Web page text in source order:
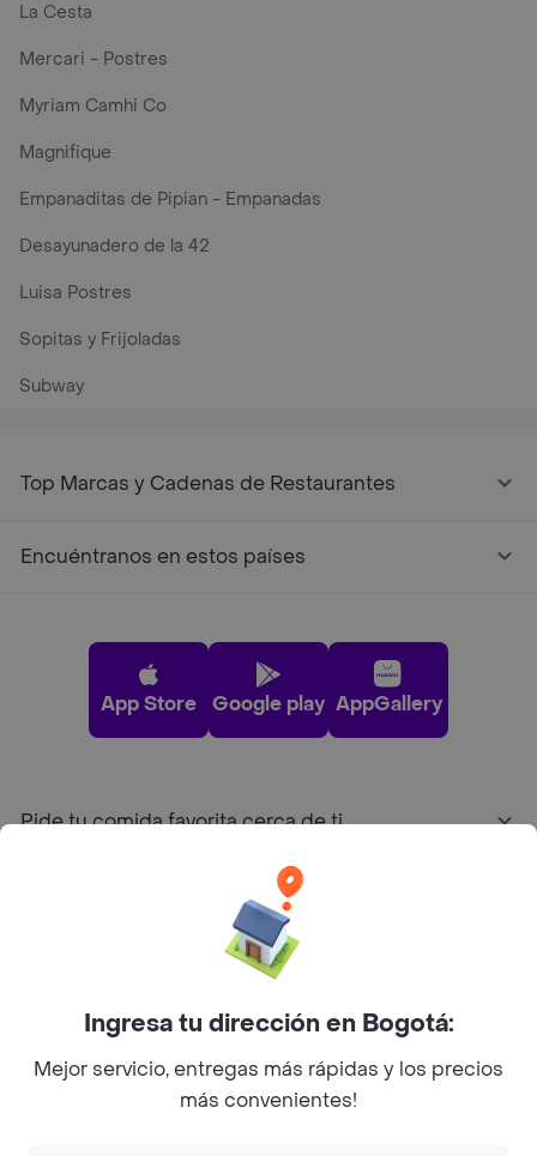
La Cesta
Mercari - Postres
Myriam Camhi Co
Magnifique
Empanaditas de Pipian - Empanadas
Desayunadero de la 42
Luisa Postres
Sopitas y Frijoladas
Subway
Top Marcas y Cadenas de Restaurantes
Encuéntranos en estos países
App Store Google play AppGallery
Pide tu comida favorita cerca de ti
Sobre Rappi
Facebook
Twitter
Instagram
Ingresa tu dirección en Bogotá:
Mejor servicio, entregas más rápidas y los precios
más convenientes!